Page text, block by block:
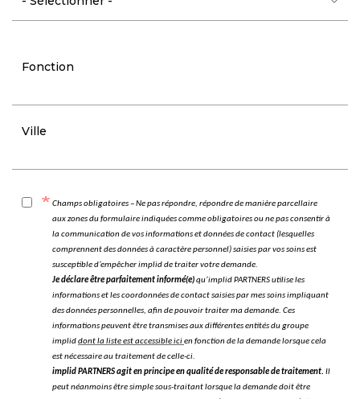
Fonction
Ville
Champs obligatoires – Ne pas répondre, répondre de manière parcellaire
aux zones du formulaire indiquées comme obligatoires ou ne pas consentir à
la communication de vos informations et données de contact (lesquelles
comprennent des données à caractère personnel) saisies par vos soins est
susceptible d’empêcher implid de traiter votre demande.
Je déclare être parfaitement informé(e)qu’implid PARTNERS utilise les
informations et les coordonnées de contact saisies par mes soins impliquant
des données personnelles, afin de pouvoir traiter ma demande. Ces
informations peuvent être transmises aux différentes entités du groupe
impliddont la liste est accessible icien fonction de la demande lorsque cela
est nécessaire au traitement de celle-ci.
implid PARTNERS agit en principe en qualité de responsable de traitement. Il
peut néanmoins être simple sous-traitant lorsque la demande doit être